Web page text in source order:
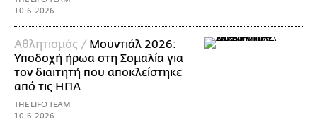
10.6.2026
Αθλητισμός / Μουντιάλ 2026:
Υποδοχή ήρωα στη Σομαλία για
τον διαιτητή που αποκλείστηκε
από τις ΗΠΑ
THE LIFO TEAM
10.6.2026